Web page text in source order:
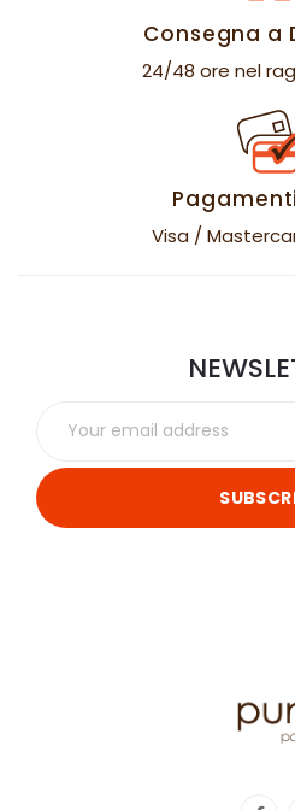
Consegna a
24/48 ore nel
Visa /